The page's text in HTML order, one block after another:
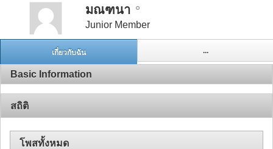
มณฑนา
Junior Member
เกี่ยวกับฉัน ...
Basic Information
สถิติ
โพสทั้งหมด